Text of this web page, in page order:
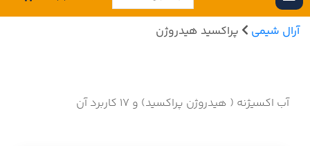
آرال شیمی پراکسید هیدروژن
آب اکسیژنه ( هیدروژن پراکسید) و 17 کاربرد آن